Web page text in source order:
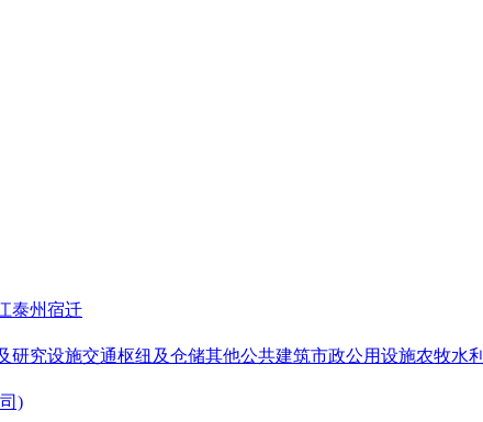
泰州宿迁
研究设施交通枢纽及仓储其他公共建筑市政公用设施农牧水利
)